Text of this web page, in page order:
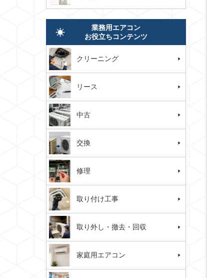
業務用エアコン
お役立ちコンテンツ
クリーニング
リース
中古
交換
修理
取り付け工事
取り外し・撤去・回収
家庭用エアコン